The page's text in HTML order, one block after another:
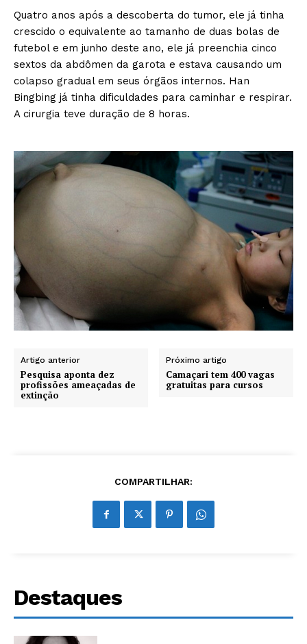
Quatro anos após a descoberta do tumor, ele já tinha
crescido o equivalente ao tamanho de duas bolas de
futebol e em junho deste ano, ele já preenchia cinco
sextos da abdômen da garota e estava causando um
colapso gradual em seus órgãos internos. Han
Bingbing já tinha dificuldades para caminhar e respirar.
A cirurgia teve duração de 8 horas.
Artigo anterior
Pesquisa aponta dez
profissões ameaçadas de
extinção
Próximo artigo
Camaçari tem 400 vagas
gratuitas para cursos
COMPARTILHAR:
Destaques